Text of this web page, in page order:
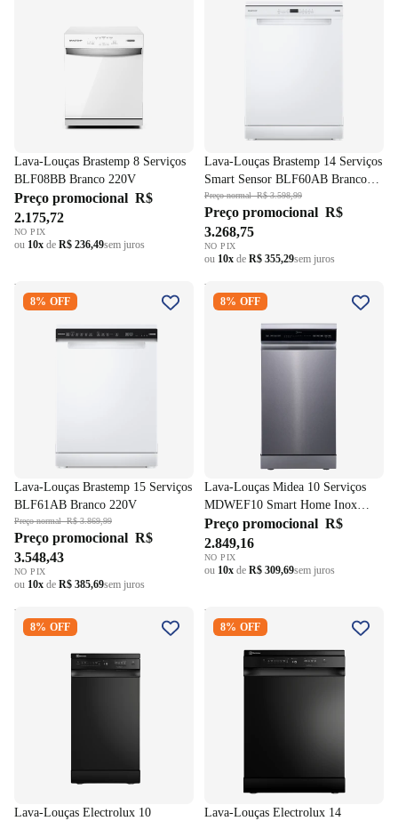
Lava-Louças Brastemp 8 Serviços
BLF08BB Branco 220V
Preço promocional R$
2.175,72
NO PIX
ou 10x de R$ 236,49sem juros
Lava-Louças Brastemp 14 Serviços
Smart Sensor BLF60AB Branco
220V
Preço normalR$ 3.598,99
Preço promocional R$
3.268,75
NO PIX
ou 10x de R$ 355,29sem juros
Lava-Louças Brastemp 15
Serviços BLF61AB Branco
8% OFF
Lava-Louças Brastemp 15 Serviços
BLF61AB Branco 220V
Preço normalR$ 3.869,99
Preço promocional R$
3.548,43
NO PIX
ou 10x de R$ 385,69sem juros
Lava-Louças Midea 10
Serviços MDWEF10 Smart
Home Inox 220V
8% OFF
Lava-Louças Midea 10 Serviços
MDWEF10 Smart Home Inox
220V
Preço promocional R$
2.849,16
NO PIX
ou 10x de R$ 309,69sem juros
Lava-Louças Electrolux 10
Serviços com Programa
8% OFF
Lava-Louças Electrolux 10
Lava-Louças Electrolux 14
Serviços com Programa
Lava&Seca LP14E Preto 220V
8% OFF
Lava-Louças Electrolux 14